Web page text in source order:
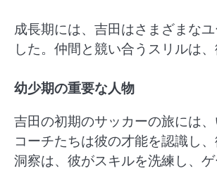
成長期には、吉田はさまざまな
した。仲間と競い合うスリルは
幼少期の重要な人物
吉田の初期のサッカーの旅には
コーチたちは彼の才能を認識し
洞察は、彼がスキルを洗練し、